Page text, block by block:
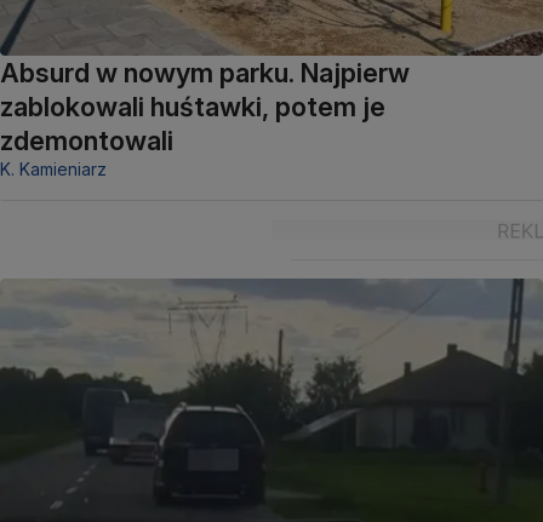
Absurd w nowym parku. Najpierw
zablokowali huśtawki, potem je
zdemontowali
K. Kamieniarz